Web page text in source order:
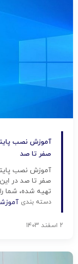
آموزش نصب
صفر تا صد
آموزش نصب
صفر تا صد در
تهیه شده، شما
گام به گام و
دسته بندی
۲ اسفند ۱۴۰۳